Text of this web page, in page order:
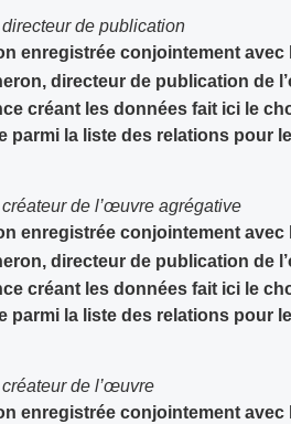
directeur de publication
enregistrée conjointement
directeur de publication de
créant les données fait ici le
parmi la liste des relations pour
créateur de l’œuvre agrégative
enregistrée conjointement
directeur de publication de
créant les données fait ici le
parmi la liste des relations pour
créateur de l’œuvre
enregistrée conjointement